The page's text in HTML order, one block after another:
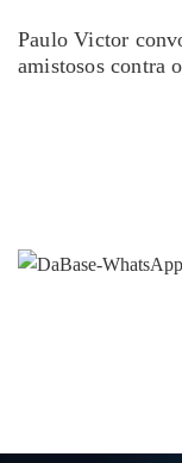
Paulo Victor
amistosos contra